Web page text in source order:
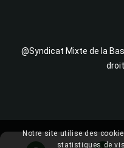
@Syndicat Mixte de la
Notre site utilise des
statistiques de